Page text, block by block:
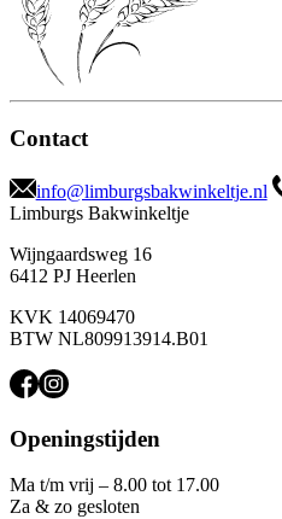
Contact
info@limburgsbakwinkeltje.nl
Limburgs Bakwinkeltje
Wijngaardsweg 16
6412 PJ Heerlen
KVK 14069470
BTW NL809913914.B01
Openingstijden
Ma t/m vrij – 8.00 tot 17.00
Za & zo gesloten